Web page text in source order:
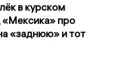
в курском
«Мексика» про
«заднюю» и тот